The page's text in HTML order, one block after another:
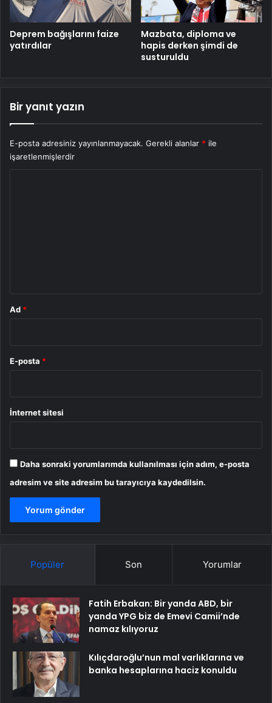
Deprem bağışlarını faize
yatırdılar
Mazbata, diploma ve
hapis derken şimdi de
susturuldu
Bir yanıt yazın
E-posta adresiniz yayınlanmayacak. Gerekli alanlar * ile
işaretlenmişlerdir
Ad *
E-posta *
İnternet sitesi
Daha sonraki yorumlarımda kullanılması için adım, e-posta
adresim ve site adresim bu tarayıcıya kaydedilsin.
Popüler Son Yorumlar
Fatih Erbakan: Bir yanda ABD, bir
yanda YPG biz de Emevi Camii’nde
namaz kılıyoruz
Kılıçdaroğlu’nun mal varlıklarına ve
banka hesaplarına haciz konuldu